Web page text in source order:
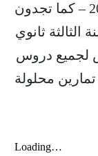
للتحضير الجيد لشهادة البكالوريا 2021 – كما تجدون
الثالثة ثانوي
لجميع دروس
محلولة